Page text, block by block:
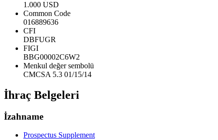
1.000 USD
Common Code
016889636
CFI
DBFUGR
FIGI
BBG00002C6W2
Menkul değer sembolü
CMCSA 5.3 01/15/14
İhraç Belgeleri
İzahname
Prospectus Supplement